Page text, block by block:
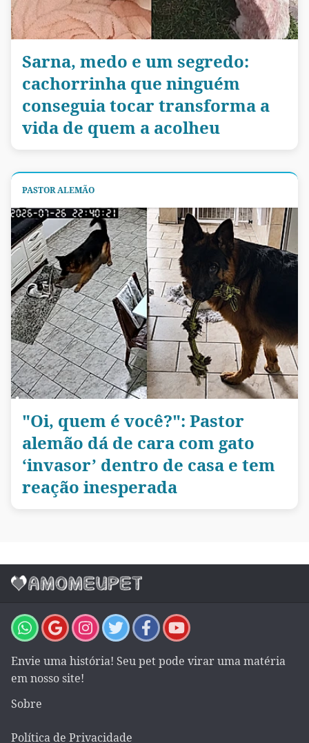
Sarna, medo e um segredo:
cachorrinha que ninguém
conseguia tocar transforma a
vida de quem a acolheu
PASTOR ALEMÃO
"Oi, quem é você?": Pastor
alemão dá de cara com gato
‘invasor’ dentro de casa e tem
reação inesperada
Envie uma história! Seu pet pode virar uma matéria
em nosso site!
Sobre
Política de Privacidade